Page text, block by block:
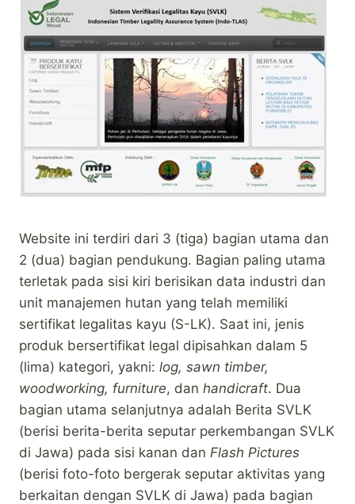
Website ini terdiri dari 3 (tiga) bagian utama dan
2 (dua) bagian pendukung. Bagian paling utama
terletak pada sisi kiri berisikan data industri dan
unit manajemen hutan yang telah memiliki
sertifikat legalitas kayu (S-LK). Saat ini, jenis
produk bersertifikat legal dipisahkan dalam 5
(lima) kategori, yakni: log, sawn timber,
woodworking, furniture, dan handicraft. Dua
bagian utama selanjutnya adalah Berita SVLK
(berisi berita-berita seputar perkembangan SVLK
di Jawa) pada sisi kanan dan Flash Pictures
(berisi foto-foto bergerak seputar aktivitas yang
berkaitan dengan SVLK di Jawa) pada bagian